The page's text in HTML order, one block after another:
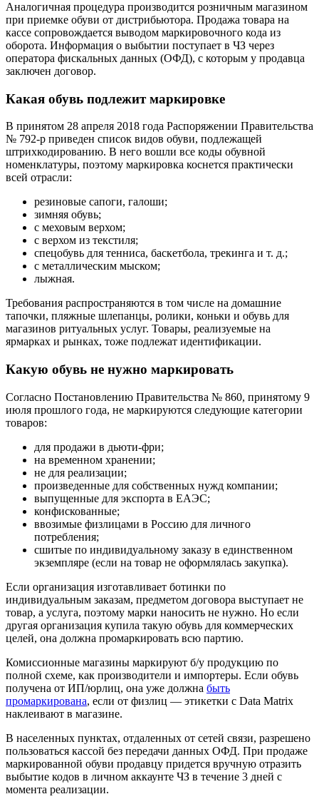
Аналогичная процедура производится розничным магазином
при приемке обуви от дистрибьютора. Продажа товара на
кассе сопровождается выводом маркировочного кода из
оборота. Информация о выбытии поступает в ЧЗ через
оператора фискальных данных (ОФД), с которым у продавца
заключен договор.
Какая обувь подлежит маркировке
В принятом 28 апреля 2018 года Распоряжении Правительства
№ 792-р приведен список видов обуви, подлежащей
штрихкодированию. В него вошли все коды обувной
номенклатуры, поэтому маркировка коснется практически
всей отрасли:
резиновые сапоги, галоши;
зимняя обувь;
с меховым верхом;
с верхом из текстиля;
спецобувь для тенниса, баскетбола, трекинга и т. д.;
с металлическим мыском;
лыжная.
Требования распространяются в том числе на домашние
тапочки, пляжные шлепанцы, ролики, коньки и обувь для
магазинов ритуальных услуг. Товары, реализуемые на
ярмарках и рынках, тоже подлежат идентификации.
Какую обувь не нужно маркировать
Согласно Постановлению Правительства № 860, принятому 9
июля прошлого года, не маркируются следующие категории
товаров:
для продажи в дьюти-фри;
на временном хранении;
не для реализации;
произведенные для собственных нужд компании;
выпущенные для экспорта в ЕАЭС;
конфискованные;
ввозимые физлицами в Россию для личного
потребления;
сшитые по индивидуальному заказу в единственном
экземпляре (если на товар не оформлялась закупка).
Если организация изготавливает ботинки по
индивидуальным заказам, предметом договора выступает не
товар, а услуга, поэтому марки наносить не нужно. Но если
другая организация купила такую обувь для коммерческих
целей, она должна промаркировать всю партию.
Комиссионные магазины маркируют б/у продукцию по
полной схеме, как производители и импортеры. Если обувь
получена от ИП/юрлиц, она уже должна быть
промаркирована, если от физлиц — этикетки с Data Matrix
наклеивают в магазине.
В населенных пунктах, отдаленных от сетей связи, разрешено
пользоваться кассой без передачи данных ОФД. При продаже
маркированной обуви продавцу придется вручную отразить
выбытие кодов в личном аккаунте ЧЗ в течение 3 дней с
момента реализации.